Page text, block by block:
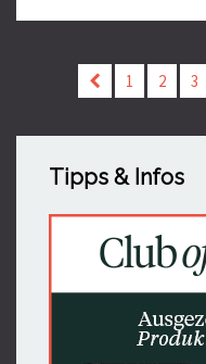
1 2 3
Tipps & Infos